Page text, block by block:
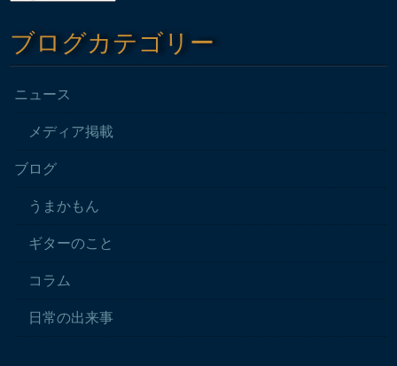
ブログカテゴリー
ニュース
メディア掲載
ブログ
うまかもん
ギターのこと
コラム
日常の出来事